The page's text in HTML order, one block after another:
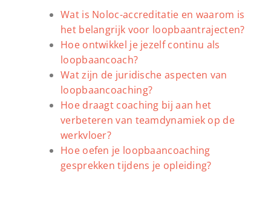
Wat is Noloc-accreditatie en waarom is
het belangrijk voor loopbaantrajecten?
Hoe ontwikkel je jezelf continu als
loopbaancoach?
Wat zijn de juridische aspecten van
loopbaancoaching?
Hoe draagt coaching bij aan het
verbeteren van teamdynamiek op de
werkvloer?
Hoe oefen je loopbaancoaching
gesprekken tijdens je opleiding?